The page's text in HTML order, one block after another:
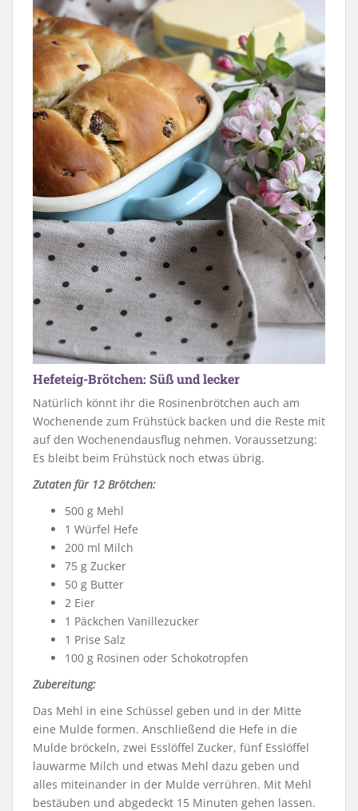
Hefeteig-Brötchen: Süß und lecker
Natürlich könnt ihr die Rosinenbrötchen auch am
Wochenende zum Frühstück backen und die Reste mit
auf den Wochenendausflug nehmen. Voraussetzung:
Es bleibt beim Frühstück noch etwas übrig.
Zutaten für 12 Brötchen:
500 g Mehl
1 Würfel Hefe
200 ml Milch
75 g Zucker
50 g Butter
2 Eier
1 Päckchen Vanillezucker
1 Prise Salz
100 g Rosinen oder Schokotropfen
Zubereitung:
Das Mehl in eine Schüssel geben und in der Mitte
eine Mulde formen. Anschließend die Hefe in die
Mulde bröckeln, zwei Esslöffel Zucker, fünf Esslöffel
lauwarme Milch und etwas Mehl dazu geben und
alles miteinander in der Mulde verrühren. Mit Mehl
bestäuben und abgedeckt 15 Minuten gehen lassen.